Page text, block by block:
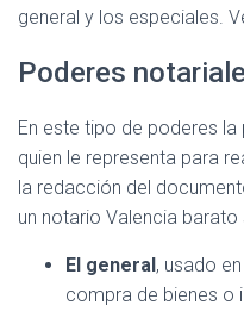
general y los especiales.
Poderes
En este tipo de poderes
quien le representa para
la redacción del
un notario Valencia barato
El general, usado
compra de bienes o